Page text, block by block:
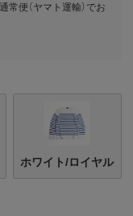
通常便（ヤマト運輸） でお
ホワイト/ロイヤル